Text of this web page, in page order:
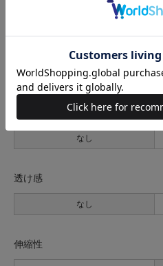
薄手 普通
なし
透け感
なし
伸縮性